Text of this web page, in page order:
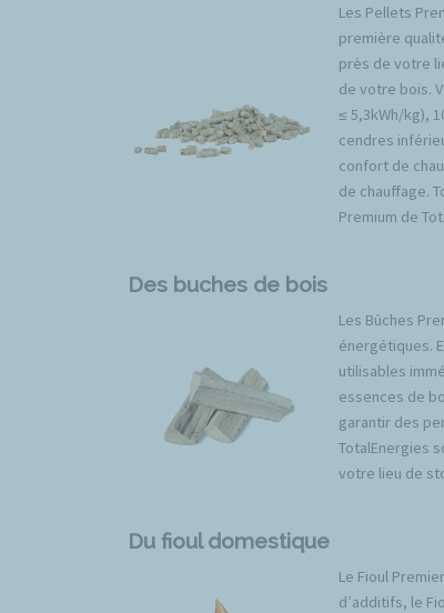
Les Pellets
première
près de votre
de votre bois.
≤ 5,3kWh/kg),
cendres
confort de
de chauffage.
Premium de
Des buches de bois
Les Bûches
énergétiques.
utilisables
essences de
garantir des
TotalEnergies
votre lieu de
Du fioul domestique
Le Fioul
d’additifs, le